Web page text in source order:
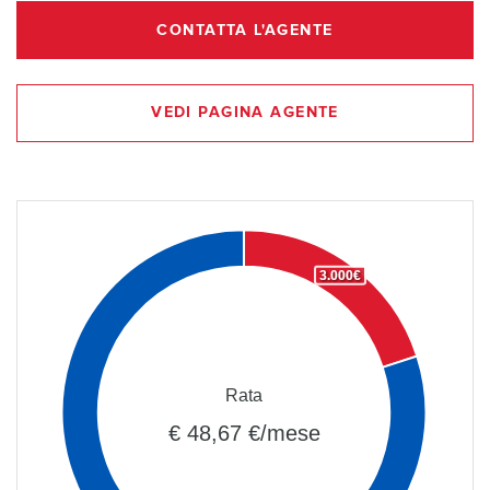
CONTATTA L'AGENTE
VEDI PAGINA AGENTE
3.000€
Rata
€ 48,67 €/mese